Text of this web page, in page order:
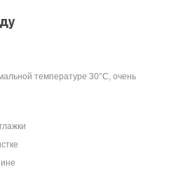
температуре 30°C, очень